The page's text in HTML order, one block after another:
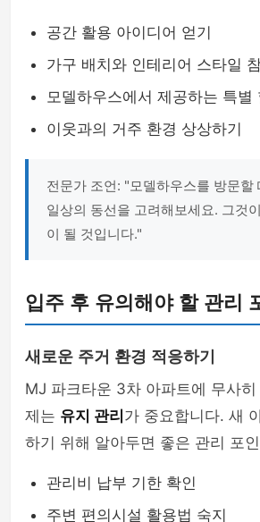
공간 활용 아이디어 얻기
가구 배치와 인테리어 스타일
모델하우스에서 제공하는 특별
이웃과의 거주 환경 상상하기
전문가 조언: "모델하우스를 방문할
일상의 동선을 고려해보세요. 그것
이 될 것입니다."
입주 후 유의해야 할 관리
새로운 주거 환경 적응하기
MJ 파크타운 3차 아파트에 무사히
제는 유지 관리 가 중요합니다. 새
하기 위해 알아두면 좋은 관리 포
관리비 납부 기한 확인
주변 편의시설 활용법 숙지